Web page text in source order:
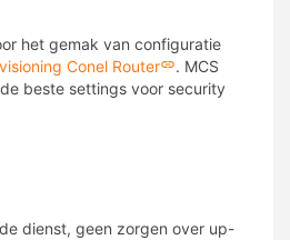
het gemak van configuratie
Conel Router
. MCS
beste settings voor security
dienst, geen zorgen over up-